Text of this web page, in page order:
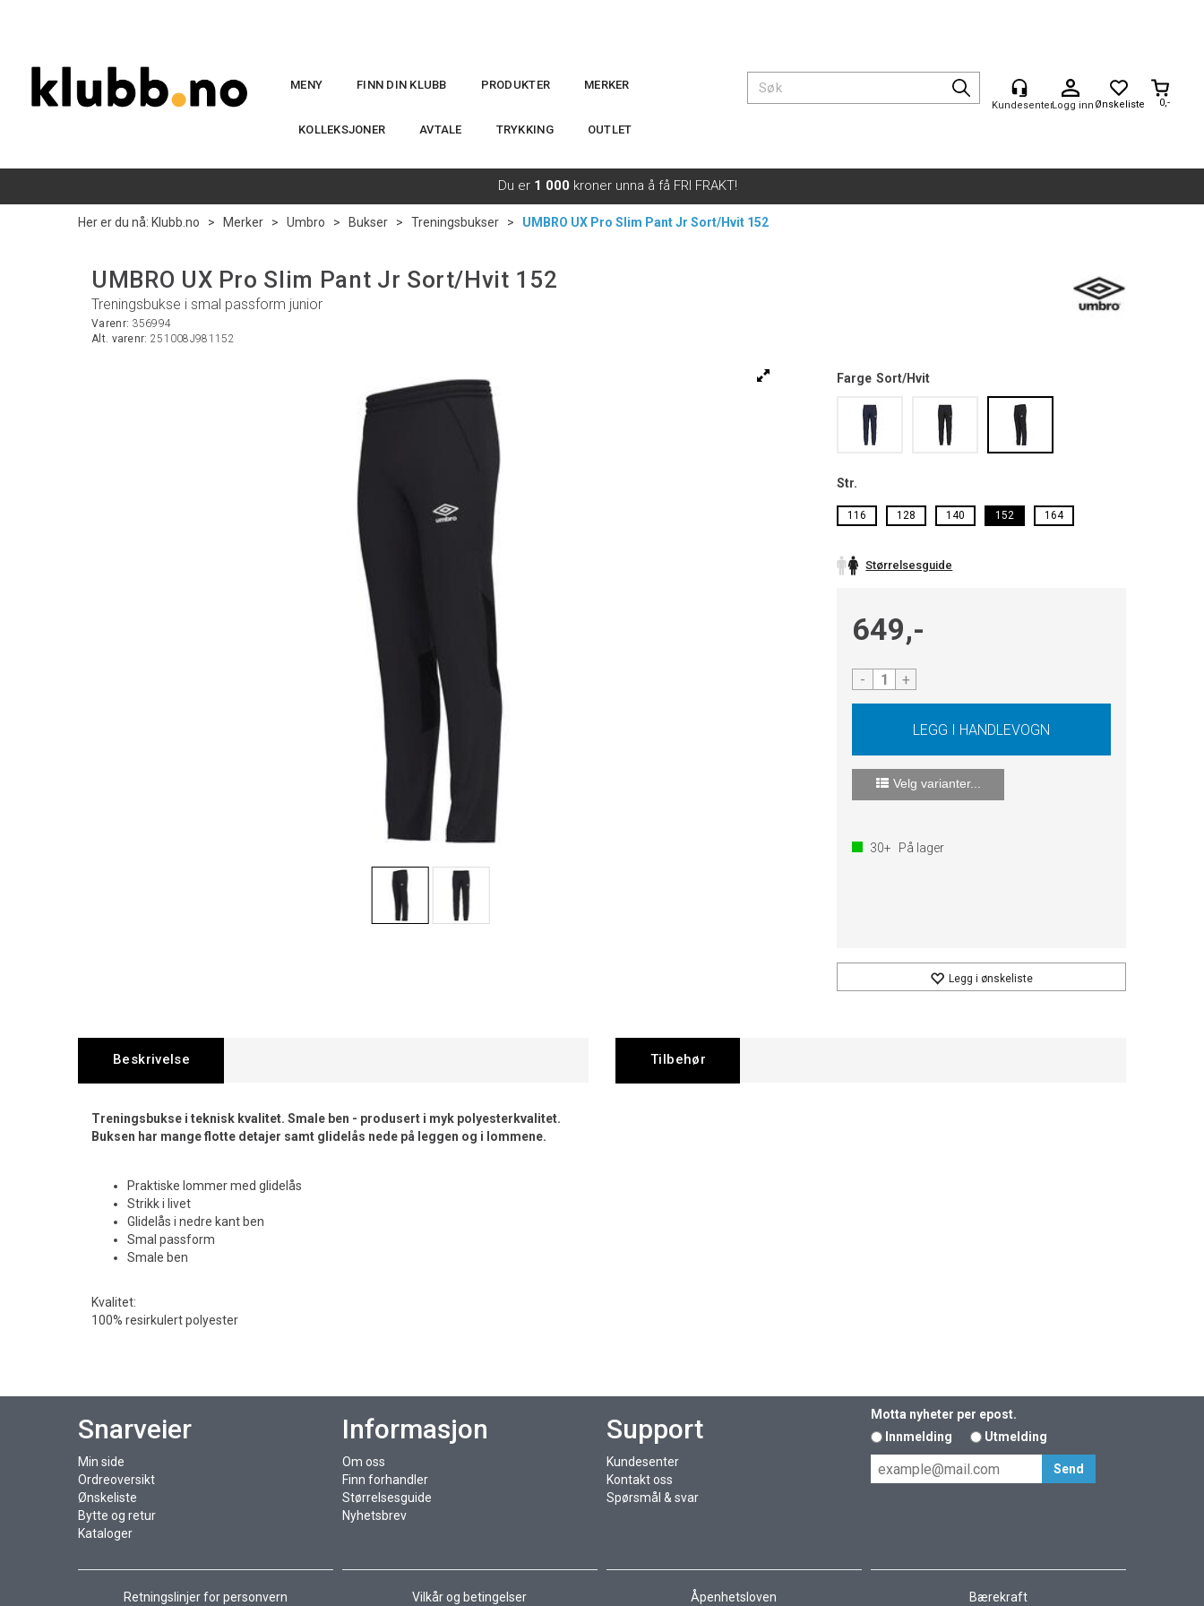
Logg inn 0,-
MENY FINN DIN KLUBB PRODUKTER MERKER
KOLLEKSJONER AVTALE TRYKKING OUTLET
Du er 1 000 kroner unna å få FRI FRAKT!
Her er du nå: Klubb.no > Merker > Umbro > Bukser > Treningsbukser > UMBRO UX Pro Slim Pant Jr Sort/Hvit 152
UMBRO UX Pro Slim Pant Jr Sort/Hvit 152
Treningsbukse i smal passform junior
Varenr: 356994
Alt. varenr: 251008J981152
Farge Sort/Hvit
Str.
116 128 140 152 164
Størrelsesguide
649,-
- +
Velg varianter...
30+ På lager
Legg i ønskeliste
Beskrivelse
Treningsbukse i teknisk kvalitet. Smale ben - produsert i myk polyesterkvalitet.
Buksen har mange flotte detajer samt glidelås nede på leggen og i lommene.
Praktiske lommer med glidelås
Strikk i livet
Glidelås i nedre kant ben
Smal passform
Smale ben
Kvalitet:
100% resirkulert polyester
Tilbehør
Snarveier
Min side
Ordreoversikt
Ønskeliste
Bytte og retur
Kataloger
Informasjon
Om oss
Finn forhandler
Størrelsesguide
Nyhetsbrev
Support
Kundesenter
Kontakt oss
Spørsmål & svar
Motta nyheter per epost.
Innmelding
Utmelding
Retningslinjer for personvern Vilkår og betingelser Åpenhetsloven Bærekraft